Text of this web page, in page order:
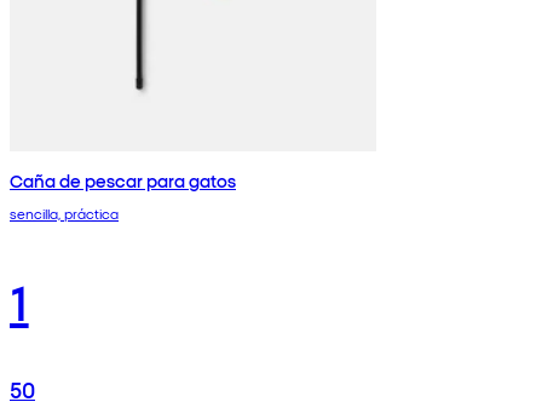
Caña de pescar para gatos
sencilla, práctica
1
50